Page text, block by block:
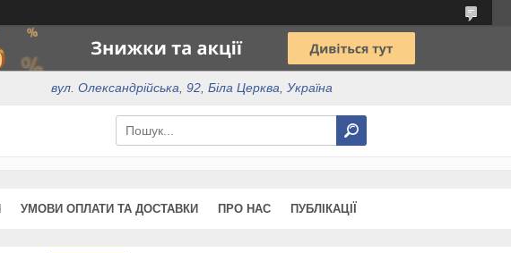
вул. Олександрійська, 92, Біла Церква, Україна
УМОВИ ОПЛАТИ ТА ДОСТАВКИ ПРО НАС ПУБЛІКАЦІЇ